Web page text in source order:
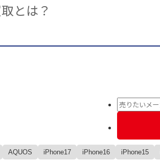
とは？
AQUOS iPhone17 iPhone16 iPhone15